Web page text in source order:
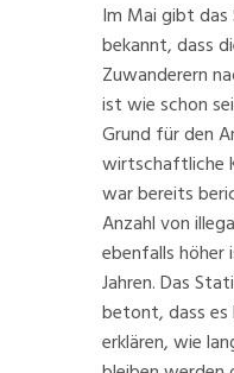
Im Mai gibt
bekannt, dass
Zuwanderern
ist wie schon
Grund für den
wirtschaftliche
war bereits
Anzahl von
ebenfalls höher
Jahren. Das
betont, dass es
erklären, wie